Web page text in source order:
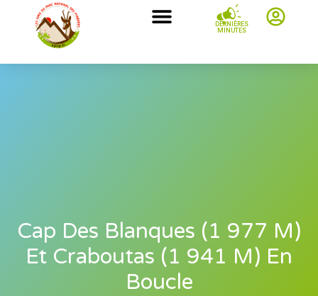
DERNIÈRES
MINUTES
Cap Des Blanques (1 977 M)
Et Craboutas (1 941 M) En
Boucle